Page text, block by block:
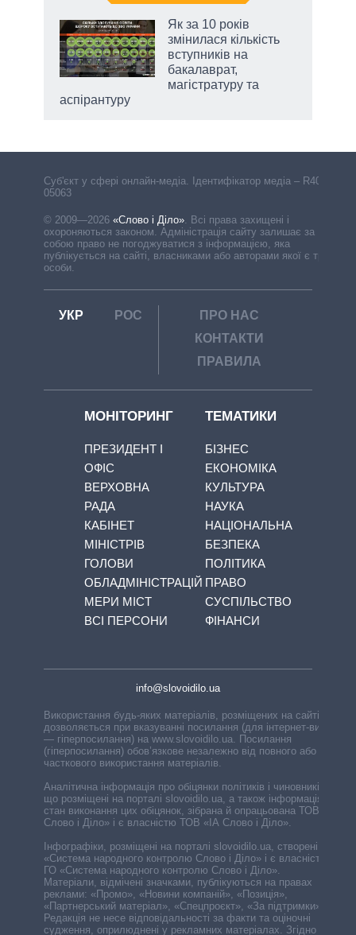
Як за 10 років
змінилася кількість
вступників на
бакалаврат,
магістратуру та
аспірантуру
Cуб'єкт у сфері онлайн-медіа. Ідентифікатор медіа – R40-
05063
© 2009—2026 «Слово і Діло». Всі права захищені і
охороняються законом. Адміністрація сайту залишає за
собою право не погоджуватися з інформацією, яка
публікується на сайті, власниками або авторами якої є треті
особи.
УКР РОС
ПРО НАС
КОНТАКТИ
ПРАВИЛА
МОНІТОРИНГ
ПРЕЗИДЕНТ І
ОФІС
ВЕРХОВНА
РАДА
КАБІНЕТ
МІНІСТРІВ
ГОЛОВИ
ОБЛАДМІНІСТРАЦІЙ
МЕРИ МІСТ
ВСІ ПЕРСОНИ
ТЕМАТИКИ
БІЗНЕС
ЕКОНОМІКА
КУЛЬТУРА
НАУКА
НАЦІОНАЛЬНА
БЕЗПЕКА
ПОЛІТИКА
ПРАВО
СУСПІЛЬСТВО
ФІНАНСИ
info@slovoidilo.ua
Використання будь-яких матеріалів, розміщених на сайті,
дозволяється при вказуванні посилання (для інтернет-видань
— гіперпосилання) на www.slovoidilo.ua. Посилання
(гіперпосилання) обов’язкове незалежно від повного або
часткового використання матеріалів.
Аналітична інформація про обіцянки політиків і чиновників,
що розміщені на порталі slovoidilo.ua, а також інформація про
стан виконання цих обіцянок, зібрана й опрацьована ТОВ «ІА
Слово і Діло» і є власністю ТОВ «ІА Слово і Діло».
Інфографіки, розміщені на порталі slovoidilo.ua, створені ГО
«Система народного контролю Слово і Діло» і є власністю
ГО «Система народного контролю Слово і Діло».
Матеріали, відмічені значками, публікуються на правах
реклами: «Промо», «Новини компаній», «Позиція»,
«Партнерський матеріал», «Спецпроєкт», «За підтримки».
Редакція не несе відповідальності за факти та оціночні
судження, оприлюднені у рекламних матеріалах. Згідно з